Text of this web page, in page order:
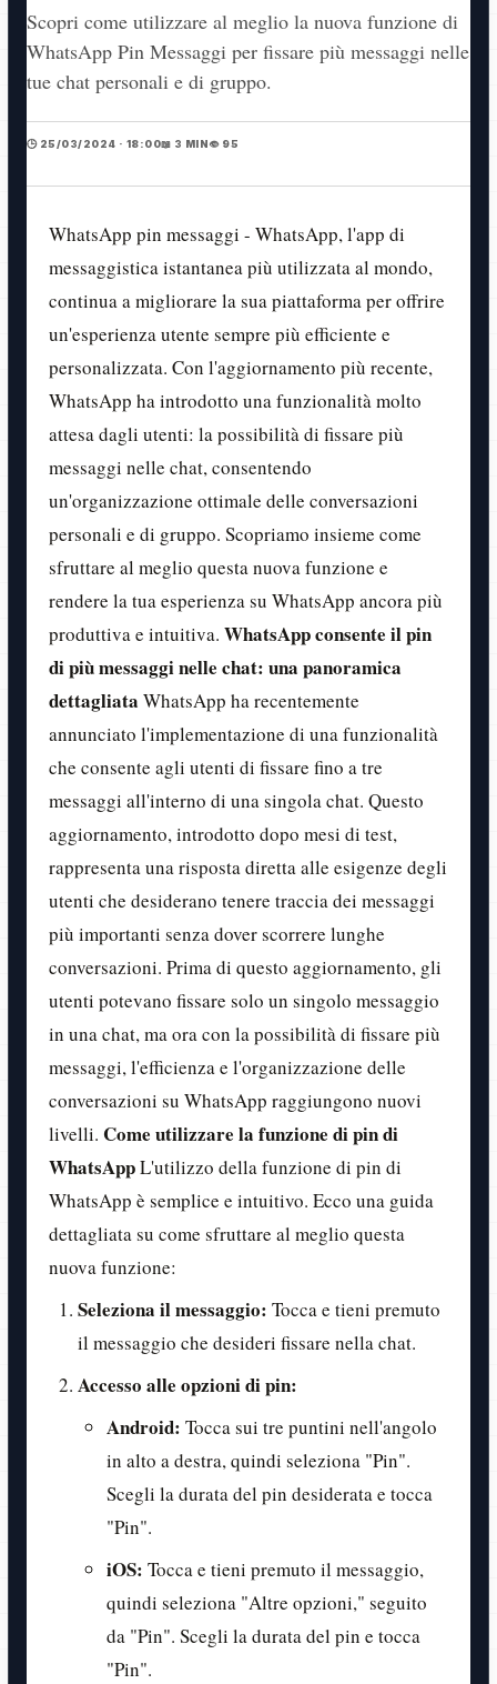
Scopri come utilizzare al meglio la nuova funzione di
WhatsApp Pin Messaggi per fissare più messaggi nelle
tue chat personali e di gruppo.
🕒 25/03/2024 · 18:00📖 3 MIN👁️ 95
WhatsApp pin messaggi - WhatsApp, l'app di
messaggistica istantanea più utilizzata al mondo,
continua a migliorare la sua piattaforma per offrire
un'esperienza utente sempre più efficiente e
personalizzata. Con l'aggiornamento più recente,
WhatsApp ha introdotto una funzionalità molto
attesa dagli utenti: la possibilità di fissare più
messaggi nelle chat, consentendo
un'organizzazione ottimale delle conversazioni
personali e di gruppo. Scopriamo insieme come
sfruttare al meglio questa nuova funzione e
rendere la tua esperienza su WhatsApp ancora più
produttiva e intuitiva. WhatsApp consente il pin
di più messaggi nelle chat: una panoramica
dettagliata WhatsApp ha recentemente
annunciato l'implementazione di una funzionalità
che consente agli utenti di fissare fino a tre
messaggi all'interno di una singola chat. Questo
aggiornamento, introdotto dopo mesi di test,
rappresenta una risposta diretta alle esigenze degli
utenti che desiderano tenere traccia dei messaggi
più importanti senza dover scorrere lunghe
conversazioni. Prima di questo aggiornamento, gli
utenti potevano fissare solo un singolo messaggio
in una chat, ma ora con la possibilità di fissare più
messaggi, l'efficienza e l'organizzazione delle
conversazioni su WhatsApp raggiungono nuovi
livelli. Come utilizzare la funzione di pin di
WhatsAppL'utilizzo della funzione di pin di
WhatsApp è semplice e intuitivo. Ecco una guida
dettagliata su come sfruttare al meglio questa
nuova funzione:
Seleziona il messaggio: Tocca e tieni premuto
il messaggio che desideri fissare nella chat.
Accesso alle opzioni di pin:
Android: Tocca sui tre puntini nell'angolo
in alto a destra, quindi seleziona "Pin".
Scegli la durata del pin desiderata e tocca
"Pin".
iOS: Tocca e tieni premuto il messaggio,
quindi seleziona "Altre opzioni," seguito
da "Pin". Scegli la durata del pin e tocca
"Pin".